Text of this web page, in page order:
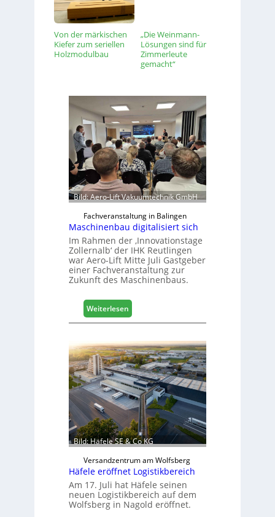
Von der märkischen
Kiefer zum seriellen
Holzmodulbau
„Die Weinmann-
Lösungen sind für
Zimmerleute
gemacht“
Bild: Aero-Lift Vakuumtechnik GmbH
Fachveranstaltung in Balingen
Maschinenbau digitalisiert sich
Im Rahmen der ‚Innovationstage
Zollernalb‘ der IHK Reutlingen
war Aero-Lift Mitte Juli Gastgeber
einer Fachveranstaltung zur
Zukunft des Maschinenbaus.
Weiterlesen:
M
s
c
h
i
n
e
n
b
a
u
d
i
g
i
t
Bild: Häfele SE & Co KG
Versandzentrum am Wolfsberg
Häfele eröffnet Logistikbereich
Am 17. Juli hat Häfele seinen
neuen Logistikbereich auf dem
Wolfsberg in Nagold eröffnet.